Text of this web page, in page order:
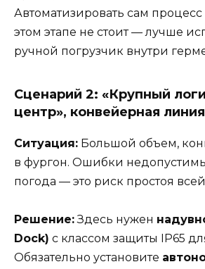
Автоматизировать сам процесс
этом этапе не стоит — лучше
ручной погрузчик внутри
Сценарий 2: «Крупный
центр», конвейерная линия
Ситуация: Большой объем,
в фургон. Ошибки
погода — это риск простоя
Решение:Здесь нужен
Dock) с классом защиты IP65
Обязательно установите